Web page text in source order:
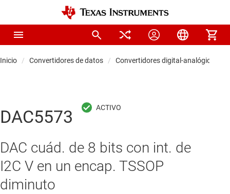
Inicio Convertidores de datos Convertidores digital-analógicos
DAC5573
DAC cuád. de 8 bits con int. de
I2C V en un encap. TSSOP
diminuto